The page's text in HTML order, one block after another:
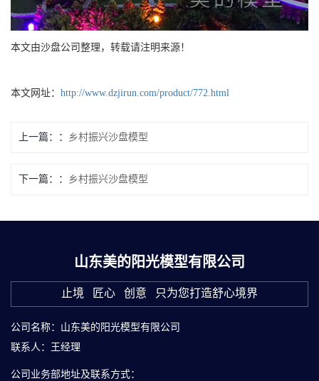
本文由沙盘公司整理，转载请注明来源！
本文网址： http://www.dzjirun.com/product/772.html
上一篇： 乡村振兴沙盘模型
下一篇： 乡村振兴沙盘模型
山东美的阳光模型有限公司
止境 匠心 创意 只为您打造舒心境界
公司名称：山东美的阳光模型有限公司
联系人：王经理
公司业务部地址及联系方式：